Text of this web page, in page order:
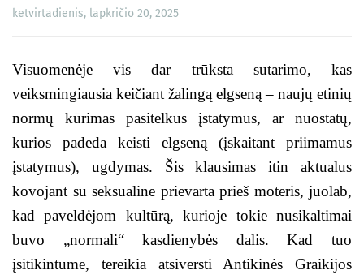
ketvirtadienis, lapkričio 20, 2025
Visuomenėje vis dar trūksta sutarimo, kas
veiksmingiausia keičiant žalingą elgseną – naujų etinių
normų kūrimas pasitelkus įstatymus, ar nuostatų,
kurios padeda keisti elgseną (įskaitant priimamus
įstatymus), ugdymas. Šis klausimas itin aktualus
kovojant su seksualine prievarta prieš moteris, juolab,
kad paveldėjom kultūrą, kurioje tokie nusikaltimai
buvo „normali“ kasdienybės dalis. Kad tuo
įsitikintume, tereikia atsiversti Antikinės Graikijos